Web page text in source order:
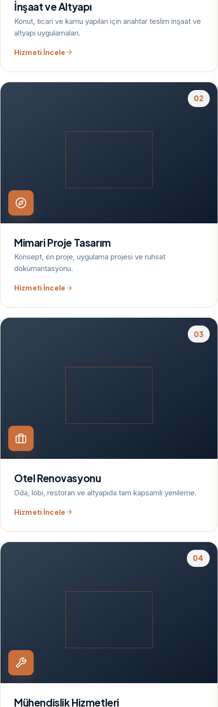
İnşaat ve Altyapı
Konut, ticari ve kamu yapıları için anahtar teslim inşaat ve
altyapı uygulamaları.
Hizmeti İncele
02
Mimari Proje Tasarım
Konsept, ön proje, uygulama projesi ve ruhsat
dokümantasyonu.
Hizmeti İncele
03
Otel Renovasyonu
Oda, lobi, restoran ve altyapıda tam kapsamlı yenileme.
Hizmeti İncele
04
Mühendislik Hizmetleri